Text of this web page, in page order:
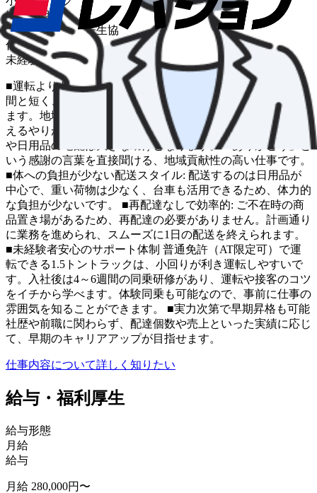
輸送品目
食品・飲料・菓子生協
仕事の特色
未経験OK
■運転よりも人とのふれあいが中心: 1日の運転時間は2～3時
間と短く、組合員さんとの会話や交流が業務の大部分を占め
ます。地域の方々の日常に深く関わる仕事です。 ■生活を支
えるやりがい: 高齢の方や子育て中の方々にとって、食料品
や日用品の宅配は大きな助けとなります。「ありがとう」と
いう感謝の言葉を直接聞ける、地域貢献性の高い仕事です。
■体への負担が少ない配送スタイル: 配送するのは日用品が
中心で、重い荷物は少なく、台車も活用できるため、体力的
な負担が少ないです。 ■再配達なしで効率的: ご不在時の商
品置き場があるため、再配達の必要がありません。計画通り
に業務を進められ、スムーズに1日の配送を終えられます。
■未経験者安心のサポート体制 普通免許（AT限定可）で運
転できる1.5トントラックは、小回りが利き運転しやすいで
す。入社後は4～6週間の同乗研修があり、運転や接客のコツ
をイチから学べます。体験同乗も可能なので、事前に仕事の
雰囲気を知ることができます。 ■実力次第で早期昇格も可能
社歴や前職に関わらず、配達個数や売上といった実績に応じ
て、早期のキャリアアップが目指せます。
仕事内容について詳しく知りたい
給与・福利厚生
給与形態
月給
給与
月給 280,000円〜